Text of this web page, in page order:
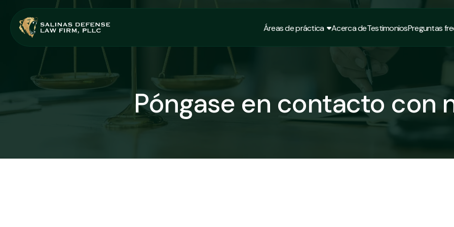
Áreas de práctica
Acerca deTestimoniosPreguntas
Póngase en contacto con